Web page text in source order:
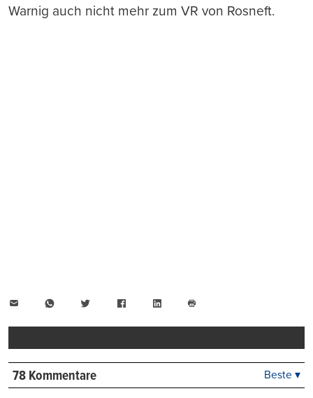
Warnig auch nicht mehr zum VR von Rosneft.
WhatsAppTwitter FacebookLinkedIn
drucken
78 Kommentare Beste ▾